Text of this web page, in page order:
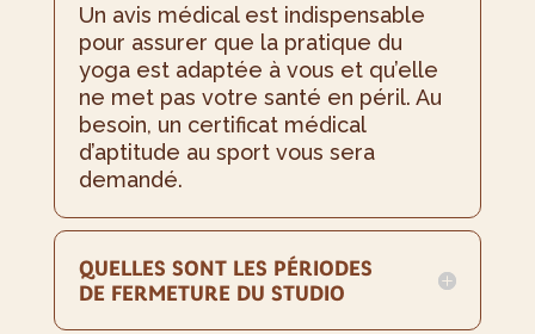
Un avis médical est indispensable
pour assurer que la pratique du
yoga est adaptée à vous et qu’elle
ne met pas votre santé en péril. Au
besoin, un certificat médical
d’aptitude au sport vous sera
demandé.
QUELLES SONT LES PÉRIODES
DE FERMETURE DU STUDIO